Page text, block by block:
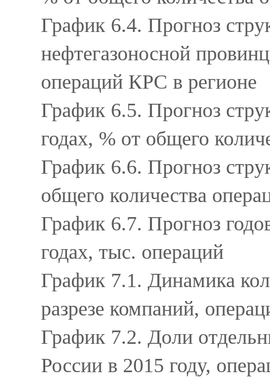
График 6.4. Прогноз
нефтегазоносной
операций КРС в регионе
График 6.5. Прогноз
годах, % от общего
График 6.6. Прогноз
общего количества
График 6.7. Прогноз
годах, тыс. операций
График 7.1. Динамика
разрезе компаний,
График 7.2. Доли
России в 2015 году,